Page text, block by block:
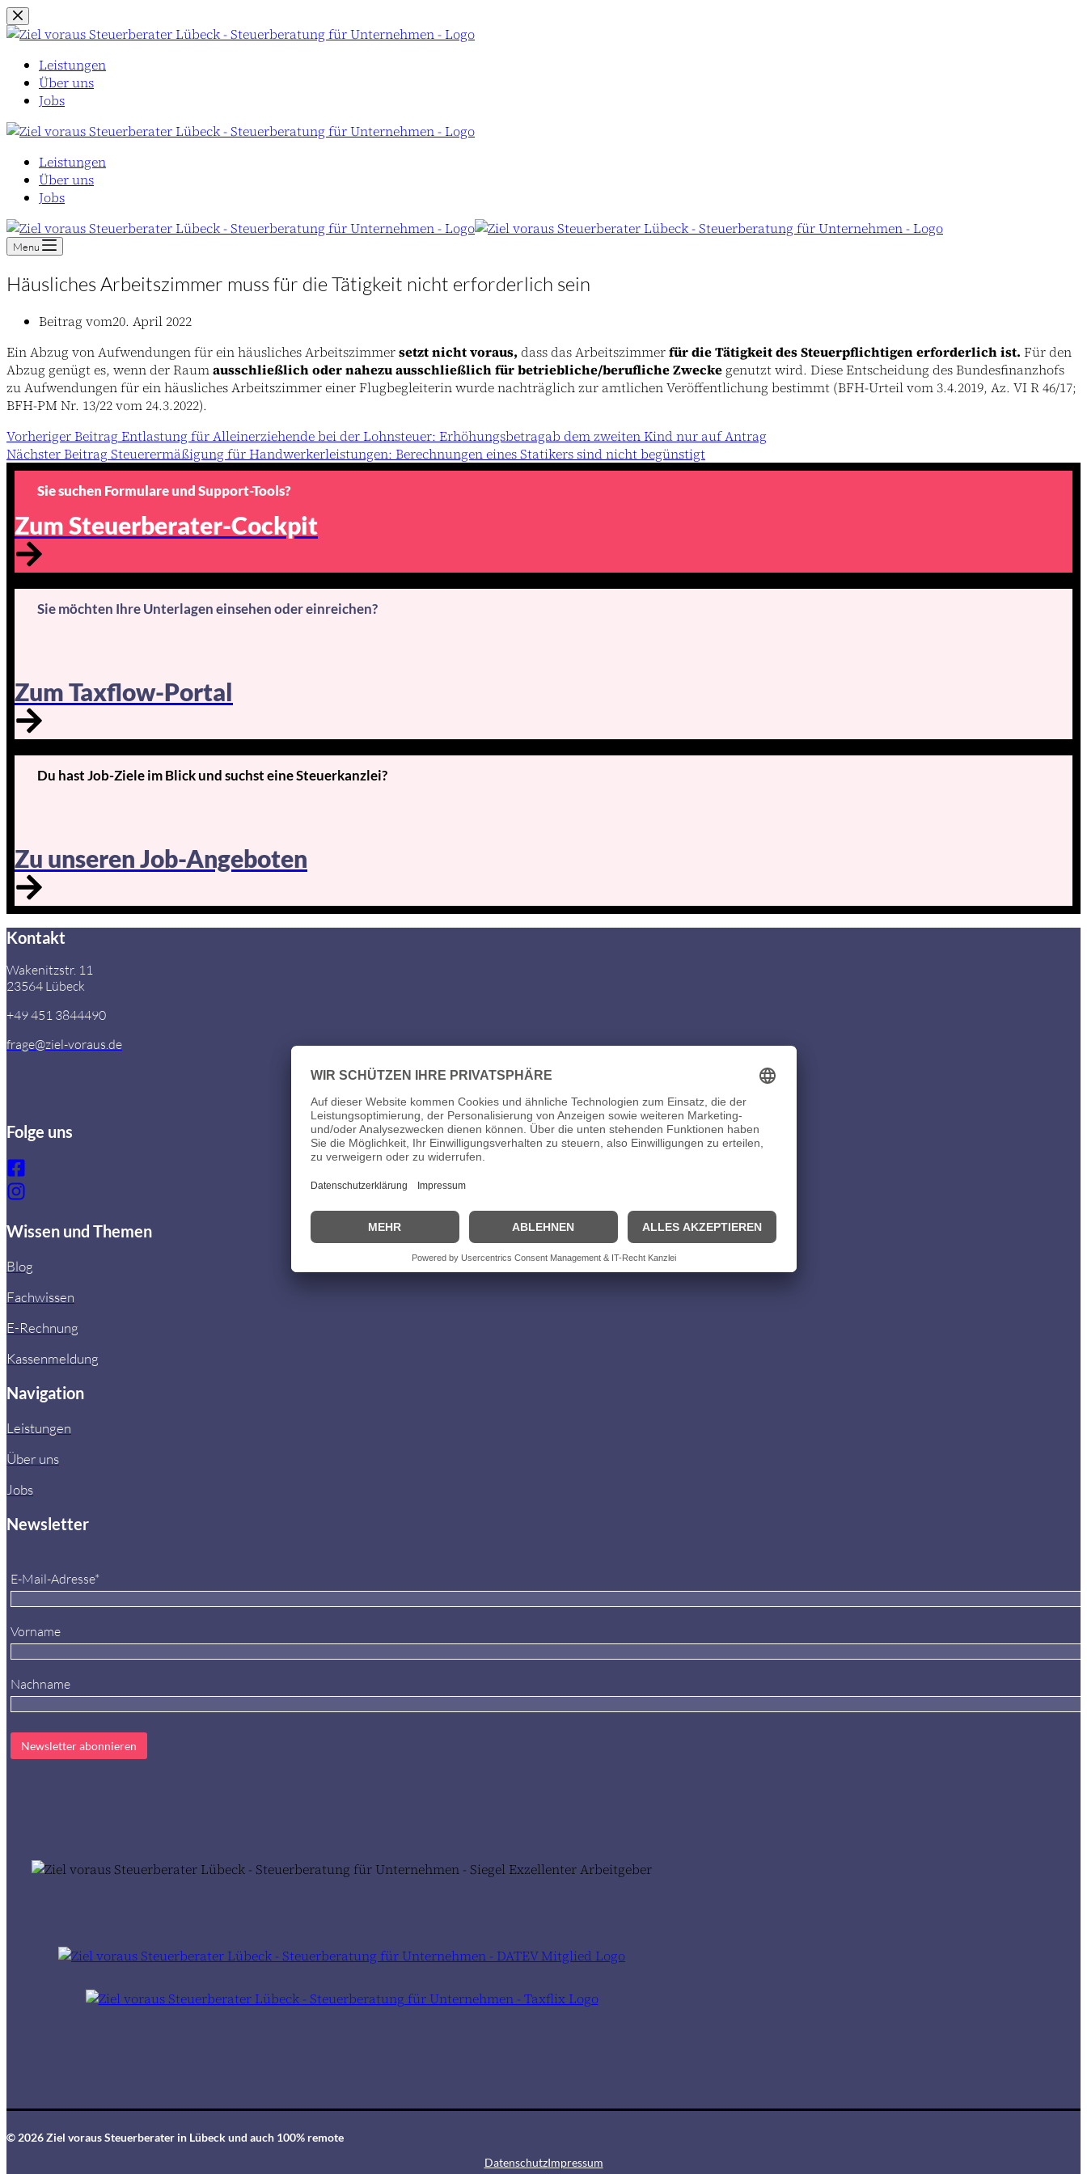
Zum
Inhalt
Leistungen
Über uns
Jobs
Leistungen
Über uns
Jobs
Menu
Häusliches Arbeitszimmer muss für die Tätigkeit nicht erforderlich sein
Beitrag vom20. April 2022
Ein Abzug von Aufwendungen für ein häusliches Arbeitszimmersetzt nicht voraus, dass das Arbeitszimmerfür die Tätigkeit des Steuerpflichtigen erforderlich ist. Für den
Abzug genügt es, wenn der Raumausschließlich oder nahezu ausschließlich für betriebliche/berufliche Zwecke genutzt wird. Diese Entscheidung des Bundesfinanzhofs
zu Aufwendungen für ein häusliches Arbeitszimmer einer Flugbegleiterin wurde nachträglich zur amtlichen Veröffentlichung bestimmt (BFH-Urteil vom 3.4.2019, Az. VI R 46/17;
BFH-PM Nr. 13/22 vom 24.3.2022).
VorherigerBeitragEntlastung für Alleinerziehende bei der Lohnsteuer: Erhöhungsbetragab dem zweiten Kind nur auf Antrag
NächsterBeitragSteuerermäßigung für Handwerkerleistungen: Berechnungen eines Statikers sind nicht begünstigt
Sie suchen Formulare und Support-Tools?
Zum Steuerberater-Cockpit
Sie möchten Ihre Unterlagen einsehen oder einreichen?
Zum Taxflow-Portal
Du hast Job-Ziele im Blick und suchst eine Steuerkanzlei?
Zu unseren Job-Angeboten
Kontakt
Wakenitzstr. 11
23564 Lübeck
+49 451 3844490
frage@ziel-voraus.de
Folge uns
Wissen und Themen
Blog
Fachwissen
E-Rechnung
Kassenmeldung
Navigation
Leistungen
Über uns
Jobs
Newsletter
E-Mail-Adresse*
Vorname
Nachname
© 2026 Ziel voraus Steuerberater in Lübeck und auch 100% remote
DatenschutzImpressum